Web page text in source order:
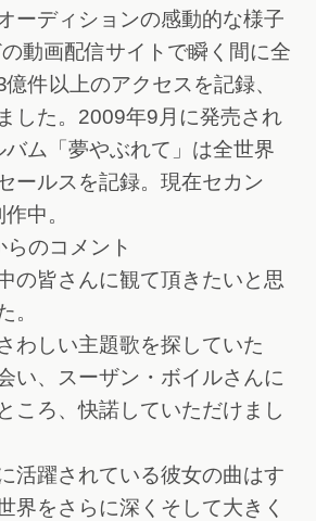
ーディションの感動的な様子
動画配信サイトで瞬く間に全
件以上のアクセスを記録、
した。2009年9月に発売され
ム「夢やぶれて」は全世界
ールスを記録。現在セカン
中。
のコメント
の皆さんに観て頂きたいと思
。
わしい主題歌を探していた
い、スーザン・ボイルさんに
ころ、快諾していただけまし
活躍されている彼女の曲はす
界をさらに深くそして大きく